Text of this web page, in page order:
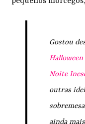
Gostou
Noite
outras